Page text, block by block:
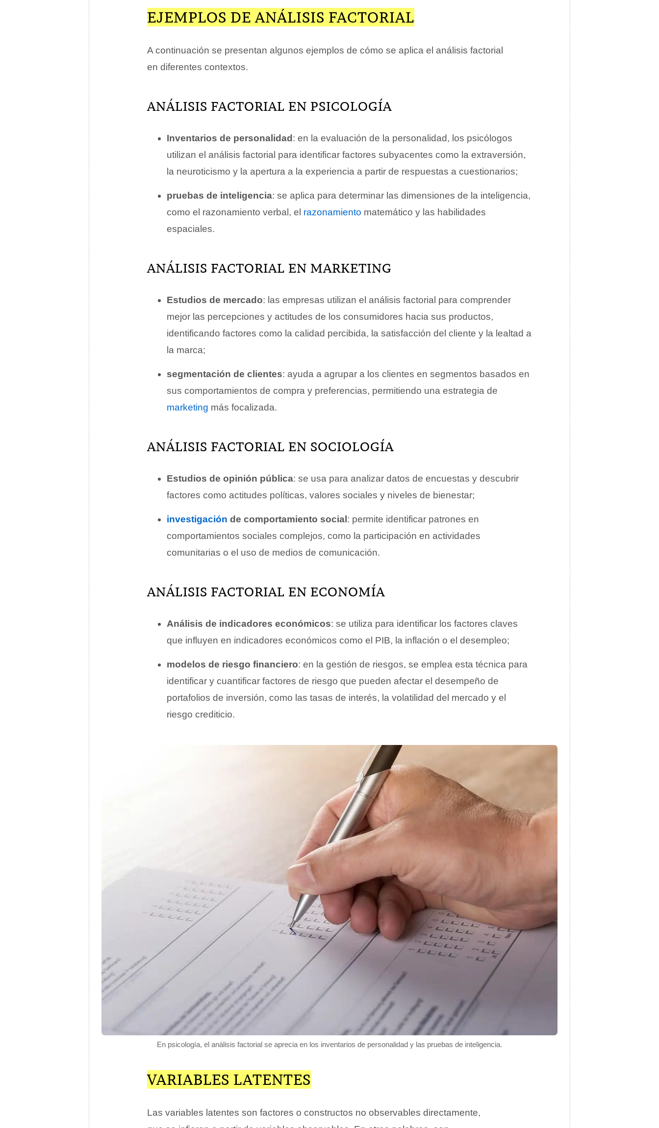
EJEMPLOS DE ANÁLISIS FACTORIAL
A continuación se presentan algunos ejemplos de cómo se aplica el análisis factorial
en diferentes contextos.
ANÁLISIS FACTORIAL EN PSICOLOGÍA
Inventarios de personalidad : en la evaluación de la personalidad, los psicólogos
utilizan el análisis factorial para identificar factores subyacentes como la extraversión,
la neuroticismo y la apertura a la experiencia a partir de respuestas a cuestionarios;
pruebas de inteligencia: se aplica para determinar las dimensiones de la inteligencia,
como el razonamiento verbal, el razonamiento matemático y las habilidades
espaciales.
ANÁLISIS FACTORIAL EN MARKETING
Estudios de mercado: las empresas utilizan el análisis factorial para comprender
mejor las percepciones y actitudes de los consumidores hacia sus productos,
identificando factores como la calidad percibida, la satisfacción del cliente y la lealtad a
la marca;
segmentación de clientes: ayuda a agrupar a los clientes en segmentos basados en
sus comportamientos de compra y preferencias, permitiendo una estrategia de
marketing más focalizada.
ANÁLISIS FACTORIAL EN SOCIOLOGÍA
Estudios de opinión pública: se usa para analizar datos de encuestas y descubrir
factores como actitudes políticas, valores sociales y niveles de bienestar;
investigación de comportamiento social : permite identificar patrones en
comportamientos sociales complejos, como la participación en actividades
comunitarias o el uso de medios de comunicación.
ANÁLISIS FACTORIAL EN ECONOMÍA
Análisis de indicadores económicos: se utiliza para identificar los factores claves
que influyen en indicadores económicos como el PIB, la inflación o el desempleo;
modelos de riesgo financiero: en la gestión de riesgos, se emplea esta técnica para
identificar y cuantificar factores de riesgo que pueden afectar el desempeño de
portafolios de inversión, como las tasas de interés, la volatilidad del mercado y el
riesgo crediticio.
En psicología, el análisis factorial se aprecia en los inventarios de personalidad y las pruebas de inteligencia.
VARIABLES LATENTES
Las variables latentes son factores o constructos no observables directamente,